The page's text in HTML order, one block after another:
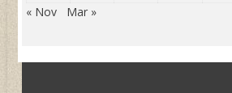
« Nov
Mar »